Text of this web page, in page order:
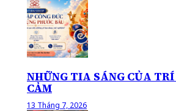
NHỮNG TIA SÁNG CỦA
CẢM
13 Tháng 7, 2026